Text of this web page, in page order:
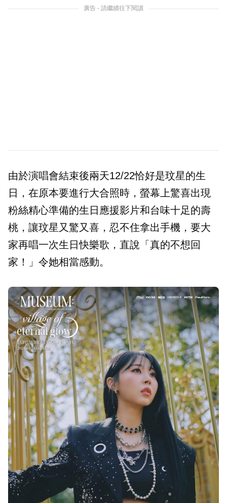
廣告 - 請繼續往下閱讀
由於演唱會結束後兩天12/22恰好是玟星的生
日，在原本要進行大合照時，螢幕上驚喜出現
粉絲精心準備的生日應援影片和台味十足的壽
桃，讓玟星又驚又喜，忍不住拿出手機，要大
家再唱一次生日快樂歌，直說「真的不想回
家！」令她相當感動。